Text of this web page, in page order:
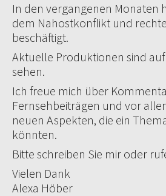
In den vergangenen Monaten
dem Nahostkonflikt und
beschäftigt.
Aktuelle Produktionen sind
sehen.
Ich freue mich über
Fernsehbeiträgen und vor
neuen Aspekten, die ein
könnten.
Bitte schreiben Sie mir oder
Vielen Dank
Alexa Höber